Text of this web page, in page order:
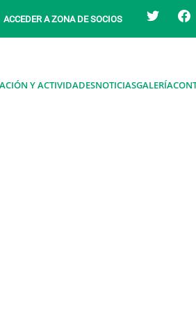
ACCEDER A ZONA DE SOCIOS
twitter
Y ACTIVIDADESNOTICIASGALERÍA